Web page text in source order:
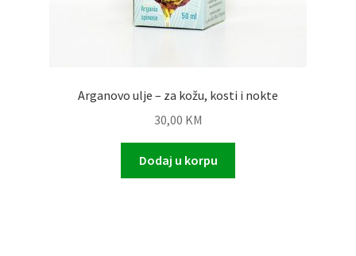
Arganovo ulje – za kožu, kosti i nokte
30,00 KM
Dodaj u korpu